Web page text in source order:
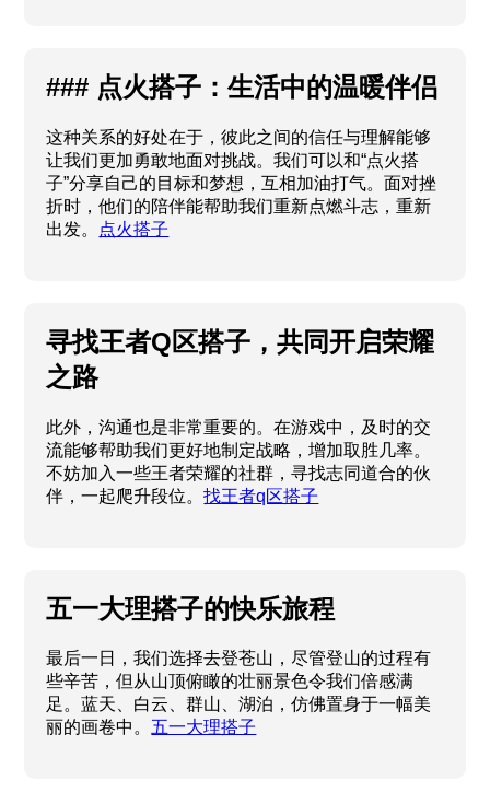
### 点火搭子：生活中的温暖伴侣
这种关系的好处在于，彼此之间的信任与理解能够
让我们更加勇敢地面对挑战。我们可以和“点火搭
子”分享自己的目标和梦想，互相加油打气。面对挫
折时，他们的陪伴能帮助我们重新点燃斗志，重新
出发。 点火搭子
寻找王者Q区搭子，共同开启荣耀
之路
此外，沟通也是非常重要的。在游戏中，及时的交
流能够帮助我们更好地制定战略，增加取胜几率。
不妨加入一些王者荣耀的社群，寻找志同道合的伙
伴，一起爬升段位。找王者q区搭子
五一大理搭子的快乐旅程
最后一日，我们选择去登苍山，尽管登山的过程有
些辛苦，但从山顶俯瞰的壮丽景色令我们倍感满
足。蓝天、白云、群山、湖泊，仿佛置身于一幅美
丽的画卷中。五一大理搭子